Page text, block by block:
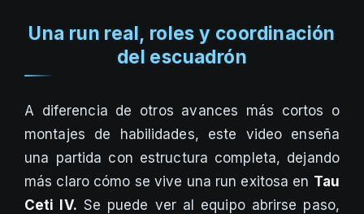
Una run real, roles y coordinación
del escuadrón
A diferencia de otros avances más cortos o
montajes de habilidades, este video enseña
una partida con estructura completa, dejando
más claro cómo se vive una run exitosa en Tau
Ceti IV. Se puede ver al equipo abrirse paso,